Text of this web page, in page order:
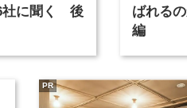
社に聞く 後
ばれる
編
PR